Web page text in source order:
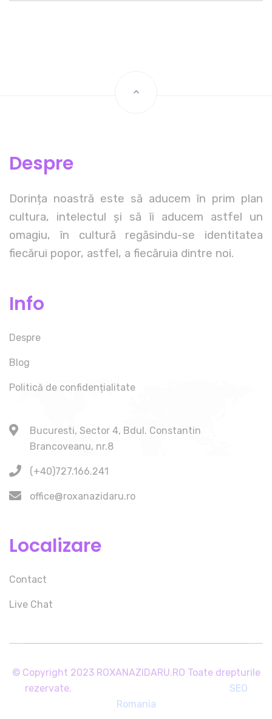
Despre
Dorința noastră este să aducem în prim plan
cultura, intelectul și să îi aducem astfel un
omagiu, în cultură regăsindu-se identitatea
fiecărui popor, astfel, a fiecăruia dintre noi.
Info
Despre
Blog
Politică de confidențialitate
Bucuresti, Sector 4, Bdul. Constantin
Brancoveanu, nr.8
(+40)727.166.241
office@roxanazidaru.ro
Localizare
Contact
Live Chat
© Copyright 2023 ROXANAZIDARU.RO Toate drepturile
rezervate. SEO
Romania